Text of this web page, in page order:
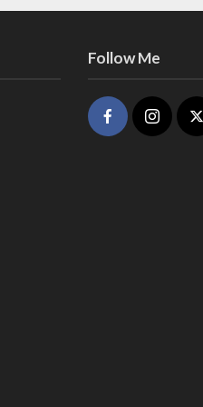
Follow Me